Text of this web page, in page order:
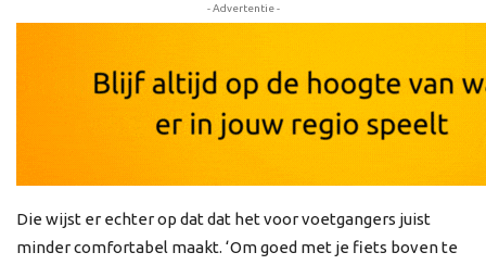
- Advertentie -
Die wijst er echter op dat dat het voor voetgangers juist
minder comfortabel maakt. ‘Om goed met je fiets boven te